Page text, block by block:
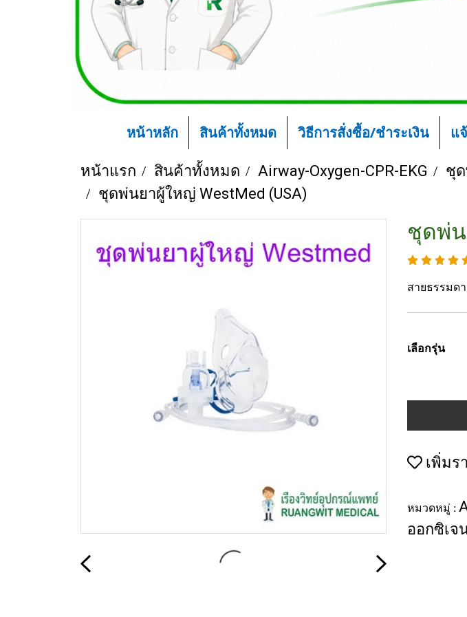
หน้าหลัก สินค้าทั้งหมด วิธีการสั่งซื้อ/ชำระเงิน แ
หน้าแรก สินค้าทั้งหมด Airway-Oxygen-CPR-EKG
ชุ
ชุดพ่นยาผู้ใหญ่ WestMed (USA)
ชุดพ่น
สายธรรมดา
เลือกรุ่น
เพิ่มร
หมวดหมู่ :
ออกซิเจ